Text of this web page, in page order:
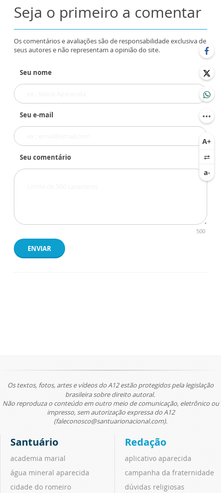
Seja o primeiro a comentar
Os comentários e avaliações são de responsabilidade exclusiva de
seus autores e não representam a opinião do site.
Seu nome
Seu e-mail
Seu comentário
500
ENVIAR
Os textos, fotos, artes e vídeos do A12 estão protegidos pela legislação
brasileira sobre direito autoral.
Não reproduza o conteúdo em outro meio de comunicação, eletrônico ou
impresso, sem autorização expressa do A12
(faleconosco@santuarionacional.com).
Santuário
academia marial
água mineral aparecida
cidade do romeiro
Redação
aplicativo aparecida
campanha da fraternidade
dúvidas religiosas